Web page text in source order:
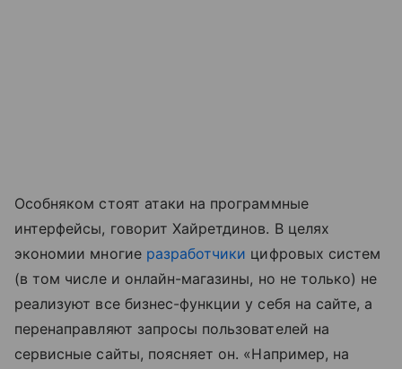
Особняком стоят атаки на программные
интерфейсы, говорит Хайретдинов. В целях
экономии многие разработчики цифровых систем
(в том числе и онлайн-магазины, но не только) не
реализуют все бизнес-функции у себя на сайте, а
перенаправляют запросы пользователей на
сервисные сайты, поясняет он. «Например, на